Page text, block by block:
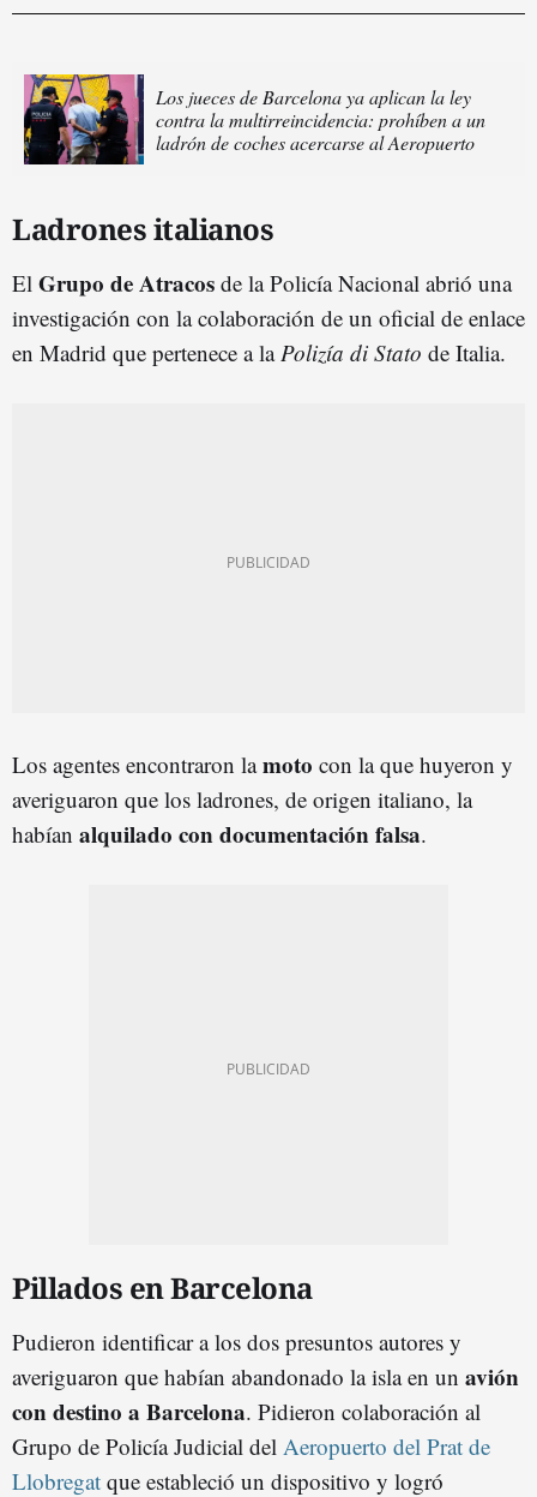
Los jueces de Barcelona ya aplican la ley
contra la multirreincidencia: prohíben a un
ladrón de coches acercarse al Aeropuerto
Ladrones italianos
El Grupo de Atracos de la Policía Nacional abrió una
investigación con la colaboración de un oficial de enlace
en Madrid que pertenece a la Polizía di Stato de Italia.
Los agentes encontraron lamoto con la que huyeron y
averiguaron que los ladrones, de origen italiano, la
habían alquilado con documentación falsa.
Pillados en Barcelona
Pudieron identificar a los dos presuntos autores y
averiguaron que habían abandonado la isla en un avión
con destino a Barcelona. Pidieron colaboración al
Grupo de Policía Judicial del Aeropuerto del Prat de
Llobregat que estableció un dispositivo y logró